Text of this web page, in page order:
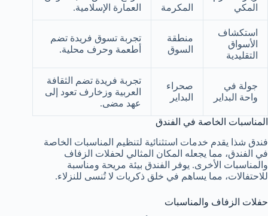
المكي
المكرمة
العمارة الإسلامية.
استكشاف
الأسواق
التقليدية
منطقة
السوق
تجربة تسوق فريدة تضم
أطعمة وحرف محلية.
جولة في
واحة البداير
صحراء
البداير
تجربة فريدة تضم الثقافة
العربية وزخارف تعود إلى
عهد مضى.
المناسبات الخاصة في الفندق
فندق شذا يقدم خدمات استثنائية لتنظيم المناسبات الخاصة
في الفندق، مما يجعله المكان المثالي لحفلات الزفاف
والمناسبات الأخرى. يوفر الفندق بيئة مريحة ومناسبة
للاحتفالات، مما يساهم في خلق ذكريات لا تُنسى للنزلاء.
حفلات الزفاف والمناسبات